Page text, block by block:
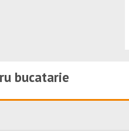
bucatarie